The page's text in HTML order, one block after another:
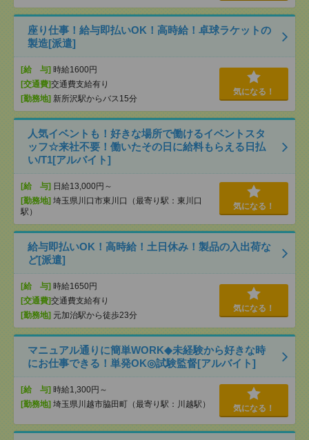
座り仕事！給与即払いOK！高時給！卓球ラケットの
製造[派遣]
[給 与] 時給1600円
[交通費]交通費支給有り
[勤務地] 新所沢駅からバス15分
気になる！
人気イベントも！好きな場所で働けるイベントスタ
ッフ☆来社不要！働いたその日に給料もらえる日払
い/T1[アルバイト]
[給 与] 日給13,000円～
[勤務地] 埼玉県川口市東川口（最寄り駅：東川口
駅）
気になる！
給与即払いOK！高時給！土日休み！製品の入出荷な
ど[派遣]
[給 与] 時給1650円
[交通費]交通費支給有り
[勤務地] 元加治駅から徒歩23分
気になる！
マニュアル通りに簡単WORK◆未経験から好きな時
にお仕事できる！単発OK◎試験監督[アルバイト]
[給 与] 時給1,300円～
[勤務地] 埼玉県川越市脇田町（最寄り駅：川越駅） 気になる！